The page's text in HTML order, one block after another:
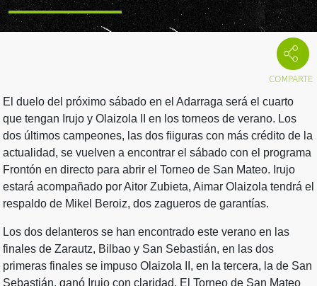
El duelo del próximo sábado en el Adarraga será el cuarto
que tengan Irujo y Olaizola II en los torneos de verano. Los
dos últimos campeones, las dos fiiguras con más crédito de la
actualidad, se vuelven a encontrar el sábado con el programa
Frontón en directo para abrir el Torneo de San Mateo. Irujo
estará acompañado por Aitor Zubieta, Aimar Olaizola tendrá el
respaldo de Mikel Beroiz, dos zagueros de garantías.
Los dos delanteros se han encontrado este verano en las
finales de Zarautz, Bilbao y San Sebastián, en las dos
primeras finales se impuso Olaizola II, en la tercera, la de San
Sebastián, ganó Irujo con claridad. El Torneo de San Mateo